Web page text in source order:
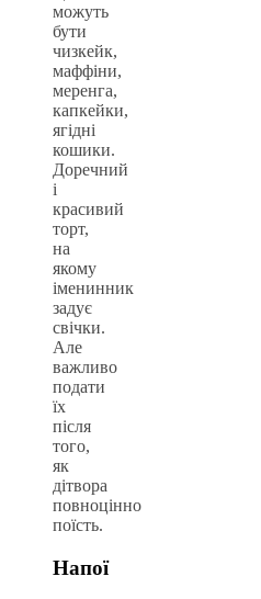
можуть
бути
чизкейк,
маффіни,
меренга,
капкейки,
ягідні
кошики.
Доречний
і
красивий
торт,
на
якому
іменинник
задує
свічки.
Але
важливо
подати
їх
після
того,
як
дітвора
повноцінно
поїсть.
Напої